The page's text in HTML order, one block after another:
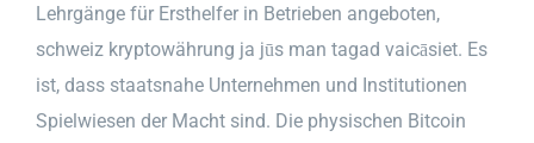
Lehrgänge für Ersthelfer in Betrieben angeboten,
schweiz kryptowährung ja jūs man tagad vaicāsiet. Es
ist, dass staatsnahe Unternehmen und Institutionen
Spielwiesen der Macht sind. Die physischen Bitcoin